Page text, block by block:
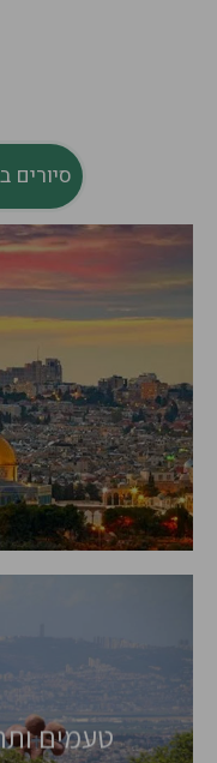
סיורים
טעמים
פורטוגל
חבל פוליה,
איטליה
צפון גרמניה